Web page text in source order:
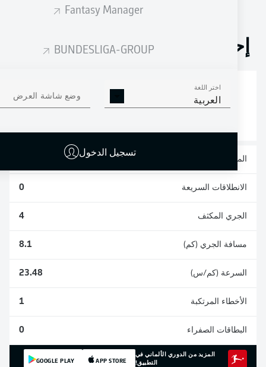
Fantasy Manager
BUNDESLIGA-GROUP
اختر اللغة
العربية وضع شاشة العرض
تسجيل الدخول
إحصائيات موسم 2023/2024
التصديات
المكتملة
المشاركات
الانطلاقات السريعة
الجري المكثف
مسافة الجري (كم)
السرعة (كم/س) 23.48
الأخطاء المرتكبة
البطاقات الصفراء
المزيد من الدوري الألماني في
التطبيق!
APP STORE
GOOGLE PLAY